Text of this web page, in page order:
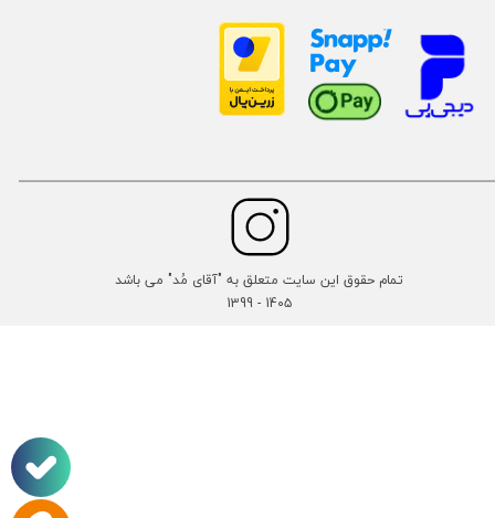
تمام حقوق این سایت متعلق به "آقای مُد" می باشد
14۰۵ - 1399